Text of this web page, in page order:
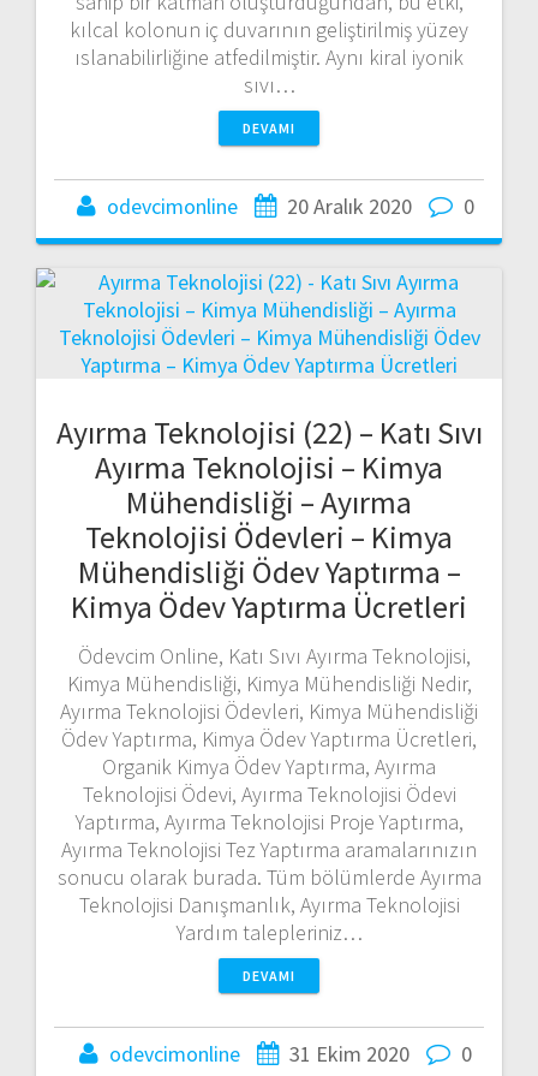
kılcal kolonun iç duvarının geliştirilmiş yüzey
ıslanabilirliğine atfedilmiştir. Aynı kiral iyonik
sıvı…
DEVAMI
odevcimonline 20 Aralık 2020 0
Ayırma Teknolojisi (22) – Katı Sıvı
Ayırma Teknolojisi – Kimya
Mühendisliği – Ayırma
Teknolojisi Ödevleri – Kimya
Mühendisliği Ödev Yaptırma –
Kimya Ödev Yaptırma Ücretleri
Ödevcim Online, Katı Sıvı Ayırma Teknolojisi,
Kimya Mühendisliği, Kimya Mühendisliği Nedir,
Ayırma Teknolojisi Ödevleri, Kimya Mühendisliği
Ödev Yaptırma, Kimya Ödev Yaptırma Ücretleri,
Organik Kimya Ödev Yaptırma, Ayırma
Teknolojisi Ödevi, Ayırma Teknolojisi Ödevi
Yaptırma, Ayırma Teknolojisi Proje Yaptırma,
Ayırma Teknolojisi Tez Yaptırma aramalarınızın
sonucu olarak burada. Tüm bölümlerde Ayırma
Teknolojisi Danışmanlık, Ayırma Teknolojisi
Yardım talepleriniz…
DEVAMI
odevcimonline 31 Ekim 2020 0